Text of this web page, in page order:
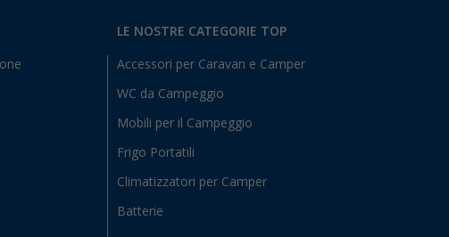
LE NOSTRE CATEGORIE TOP
Accessori per Caravan e Camper
WC da Campeggio
Mobili per il Campeggio
Frigo Portatili
Climatizzatori per Camper
Batterie